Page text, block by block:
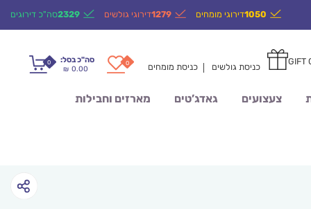
1050דירוגי מומחים 1279דירוגי גולשים 2329סה"כ דירוגים
GIFT כניסת גולשים כניסת מומחים 0
0 סה"כ בסל:
₪ 0.00
צעצועים גאדג’טים מארזים וחבילות